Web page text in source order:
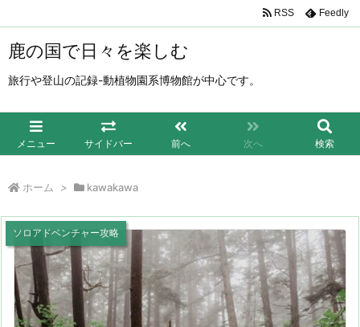
鹿の国で日々を楽しむ
旅行や登山の記録-動植物園系博物館が中心です。
メニュー サイドバー 前へ 次へ 検索
RSS Feedly
ホーム > kawakawa
ソロアドベンチャー攻略